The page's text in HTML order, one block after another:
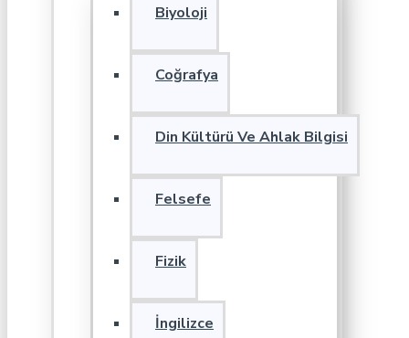
Biyoloji
Coğrafya
Din Kültürü Ve Ahlak Bilgisi
Felsefe
Fizik
İngilizce